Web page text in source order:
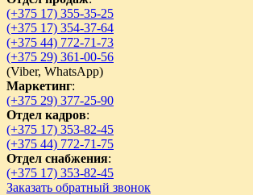
(+375 17) 355-35-25
(+375 17) 354-37-64
(+375 44) 772-71-73
(+375 29) 361-00-56
(Viber, WhatsApp)
Маркетинг:
(+375 29) 377-25-90
Отдел кадров:
(+375 17) 353-82-45
(+375 44) 772-71-75
Отдел снабжения:
(+375 17) 353-82-45
Заказать обратный звонок